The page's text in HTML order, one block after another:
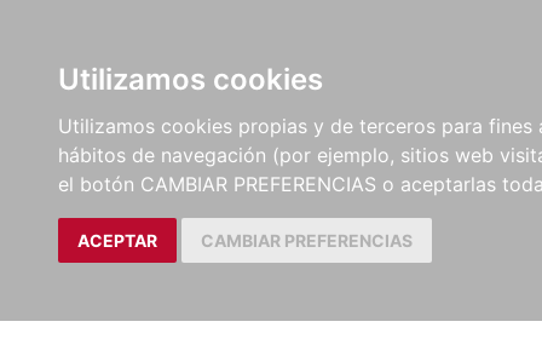
Utilizamos cookies
Utilizamos cookies propias y de terceros para
hábitos de navegación (por ejemplo, sitios web
el botón CAMBIAR PREFERENCIAS o aceptarlas
ACEPTAR CAMBIAR PREFERENCIAS